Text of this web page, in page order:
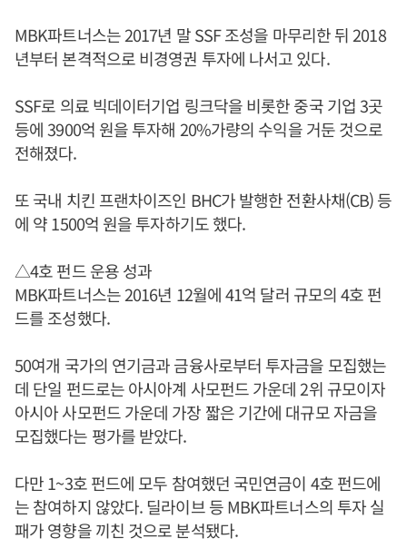
MBK파트너스는 2017년 말 SSF 조성을 마무리한 뒤 2018
년부터 본격적으로 비경영권 투자에 나서고 있다.
SSF로 의료 빅데이터기업 링크닥을 비롯한 중국 기업 3곳
등에 3900억 원을 투자해 20%가량의 수익을 거둔 것으로
전해졌다.
또 국내 치킨 프랜차이즈인 BHC가 발행한 전환사채(CB) 등
에 약 1500억 원을 투자하기도 했다.
△4호 펀드 운용 성과
MBK파트너스는 2016년 12월에 41억 달러 규모의 4호 펀
드를 조성했다.
50여개 국가의 연기금과 금융사로부터 투자금을 모집했는
데 단일 펀드로는 아시아계 사모펀드 가운데 2위 규모이자
아시아 사모펀드 가운데 가장 짧은 기간에 대규모 자금을
모집했다는 평가를 받았다.
다만 1~3호 펀드에 모두 참여했던 국민연금이 4호 펀드에
는 참여하지 않았다. 딜라이브 등 MBK파트너스의 투자 실
패가 영향을 끼친 것으로 분석됐다.